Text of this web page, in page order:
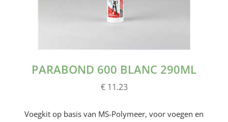
PARABOND 600 BLANC 290ML
€ 11.23
Voegkit op basis van MS-Polymeer, voor voegen en